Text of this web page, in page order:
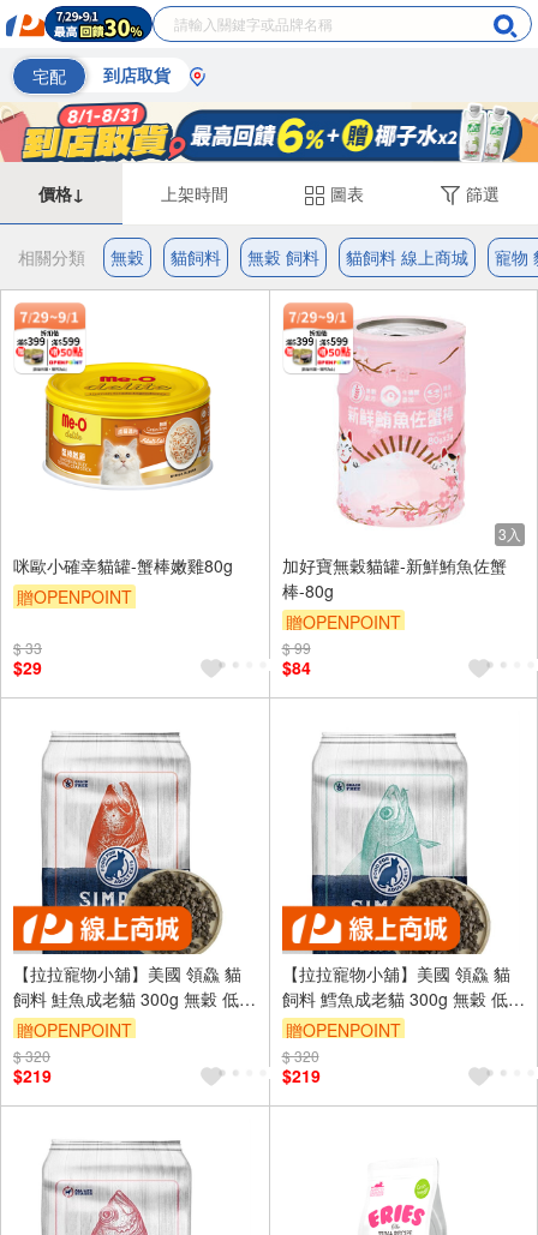
宅配 到店取貨
價格↓ 上架時間 圖表 篩選
相關分類 無穀 貓飼料 無穀 飼料 貓飼料 線上商城 寵物
咪歐小確幸貓罐-蟹棒嫩雞80g
贈OPENPOINT
滿額折
$ 33
$29
3入
加好寶無穀貓罐-新鮮鮪魚佐蟹
棒-80g
贈OPENPOINT
贈OPENPOINT
滿額折
贈$200
$ 99
$84
【拉拉寵物小舖】美國 領鱻 貓
飼料 鮭魚成老貓 300g 無穀 低敏
感 野生精選 天然糧 高肉量 貓糧
贈OPENPOINT
訂單滿 2000 元折抵 100元
（運費不算在 2000 元的範圍
內）
$ 320
$219
【拉拉寵物小舖】美國 領鱻 貓
飼料 鱈魚成老貓 300g 無穀 低敏
感 野生精選 天然糧 高肉量 貓糧
贈OPENPOINT
訂單滿 2000 元折抵 100元
（運費不算在 2000 元的範圍
內）
$ 320
$219